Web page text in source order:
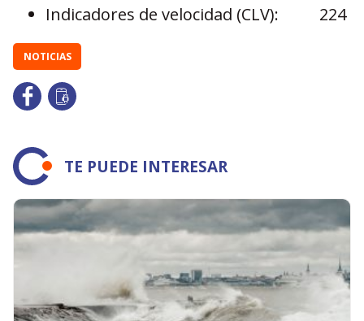
Indicadores de velocidad (CLV): 224
NOTICIAS
TE PUEDE INTERESAR